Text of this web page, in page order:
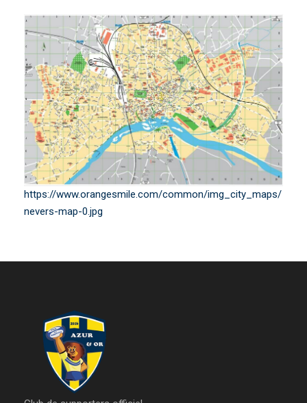
https://www.orangesmile.com/common/img_city_maps/
nevers-map-0.jpg